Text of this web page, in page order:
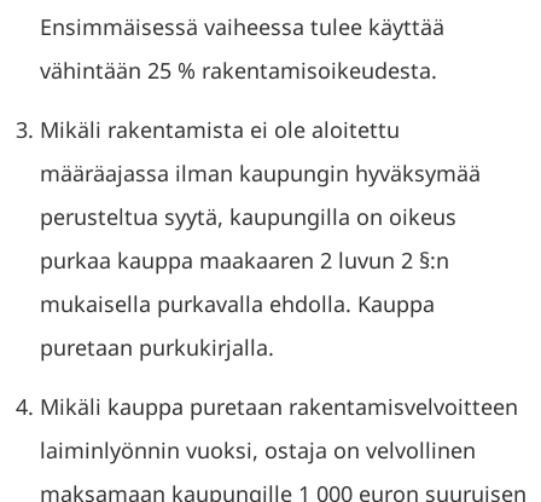
Ensimmäisessä vaiheessa tulee käyttää
vähintään 25 % rakentamisoikeudesta.
Mikäli rakentamista ei ole aloitettu
määräajassa ilman kaupungin hyväksymää
perusteltua syytä, kaupungilla on oikeus
purkaa kauppa maakaaren 2 luvun 2 §:n
mukaisella purkavalla ehdolla. Kauppa
puretaan purkukirjalla.
Mikäli kauppa puretaan rakentamisvelvoitteen
laiminlyönnin vuoksi, ostaja on velvollinen
maksamaan kaupungille 1 000 euron suuruisen